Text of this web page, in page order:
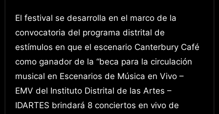
El festival se desarrolla en el marco de la
convocatoria del programa distrital de
estímulos en que el escenario Canterbury Café
como ganador de la “beca para la circulación
musical en Escenarios de Música en Vivo –
EMV del Instituto Distrital de las Artes –
IDARTES brindará 8 conciertos en vivo de